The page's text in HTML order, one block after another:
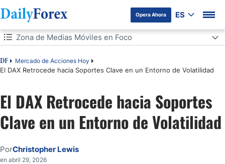
Opera Ahora ES
Tabla de contenidos
DF Mercado de Acciones Hoy
El DAX Retrocede hacia Soportes Clave en un Entorno de Volatilidad
Zona de Medias Móviles en Foco
Zona de Medias Móviles en Foco
Sensibilidad Macro y Volatilidad
Reacción desde Soporte
Mercado en Fase de Ajuste
El DAX Retrocede hacia Soportes
Clave en un Entorno de Volatilidad
PorChristopher Lewis
en abril 29, 2026